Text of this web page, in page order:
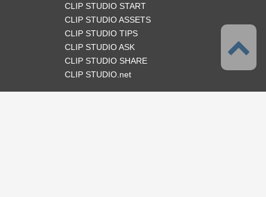
CLIP STUDIO START
CLIP STUDIO ASSETS
CLIP STUDIO TIPS
CLIP STUDIO ASK
CLIP STUDIO SHARE
CLIP STUDIO.net